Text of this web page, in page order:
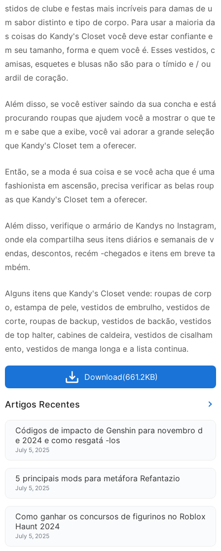
stidos de clube e festas mais incríveis para damas de u
m sabor distinto e tipo de corpo. Para usar a maioria da
s coisas do Kandy's Closet você deve estar confiante e
m seu tamanho, forma e quem você é. Esses vestidos, c
amisas, esquetes e blusas não são para o tímido e / ou
ardil de coração.
Além disso, se você estiver saindo da sua concha e está
procurando roupas que ajudem você a mostrar o que te
m e sabe que a exibe, você vai adorar a grande seleção
que Kandy's Closet tem a oferecer.
Então, se a moda é sua coisa e se você acha que é uma
fashionista em ascensão, precisa verificar as belas roup
as que Kandy's Closet tem a oferecer.
Além disso, verifique o armário de Kandys no Instagram,
onde ela compartilha seus itens diários e semanais de v
endas, descontos, recém -chegados e itens em breve ta
mbém.
Alguns itens que Kandy's Closet vende: roupas de corp
o, estampa de pele, vestidos de embrulho, vestidos de
corte, roupas de backup, vestidos de backão, vestidos
de top halter, cabines de caldeira, vestidos de cisalham
ento, vestidos de manga longa e a lista continua.
Download(661.2KB)
Artigos Recentes
Códigos de impacto de Genshin para novembro d
e 2024 e como resgatá -los
July 5, 2025
5 principais mods para metáfora Refantazio
July 5, 2025
Como ganhar os concursos de figurinos no Roblox
Haunt 2024
July 5, 2025